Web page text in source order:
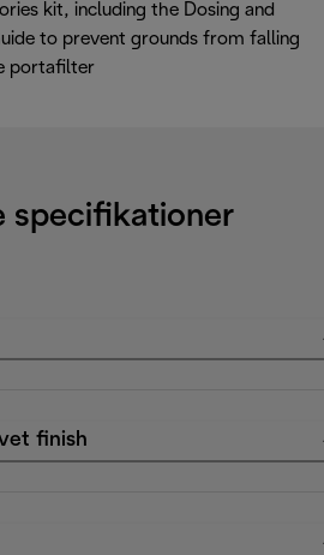
kit, including the Dosing and
to prevent grounds from falling
portafilter
specifikationer
finish